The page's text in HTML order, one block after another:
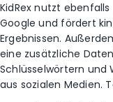
KidRex nutzt
Google und fördert
Ergebnissen.
eine zusätzliche
Schlüsselwörtern und
aus sozialen Medien.